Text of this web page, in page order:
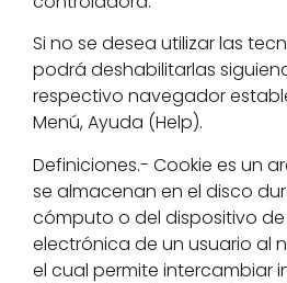
Si no se desea utilizar las
podrá deshabilitarlas
respectivo navegador
Menú, Ayuda (Help).
Definiciones.- Cookie es un
se almacenan en el disco
cómputo o del dispositivo
electrónica de un usuario al
el cual permite intercambiar